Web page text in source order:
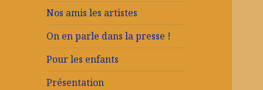
Nos amis les artistes
On en parle dans la presse !
Pour les enfants
Présentation